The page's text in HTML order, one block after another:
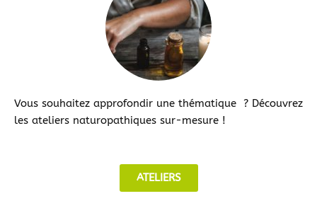
Vous souhaitez approfondir une thématique ? Découvrez
les ateliers naturopathiques sur-mesure !
ATELIERS